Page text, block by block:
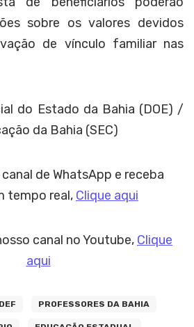
sobre os valores devidos
de vínculo familiar nas
do Estado da Bahia (DOE) /
da Bahia (SEC)
de WhatsApp e receba
tempo real, Clique aqui
canal no Youtube, Clique
aqui
PROFESSORES DA BAHIA